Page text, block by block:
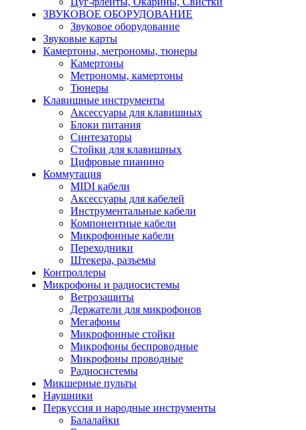
ЗВУКОВОЕ ОБОРУДОВАНИЕ
Звуковое оборудование
Звуковые карты
Камертоны, метрономы, тюнеры
Камертоны
Метрономы, камертоны
Тюнеры
Клавишные инструменты
Аксессуары для клавишных
Блоки питания
Синтезаторы
Стойки для клавишных
Цифровые пианино
Коммутация
MIDI кабели
Аксессуары для кабелей
Инструментальные кабели
Компонентные кабели
Микрофонные кабели
Переходники
Штекера, разъемы
Контроллеры
Микрофоны и радиосистемы
Ветрозащиты
Держатели для микрофонов
Мегафоны
Микрофонные стойки
Микрофоны беспроводные
Микрофоны проводные
Радиосистемы
Микшерные пульты
Наушники
Перкуссия и народные инструменты
Балалайки